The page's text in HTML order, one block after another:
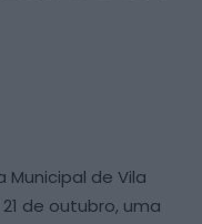
de Vila
de outubro, uma